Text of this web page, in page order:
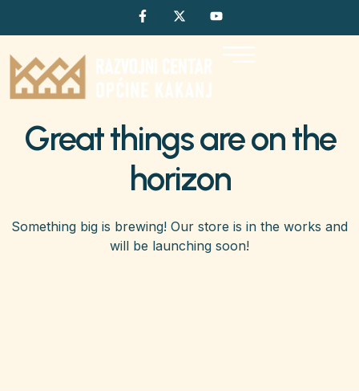
Great things are on the
horizon
Something big is brewing! Our store is in the works and
will be launching soon!